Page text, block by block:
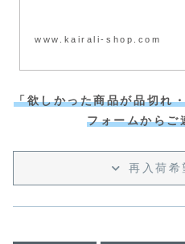
www.kairali-shop.com
「欲しかった商品が品切れ
フォームからご
再入荷希